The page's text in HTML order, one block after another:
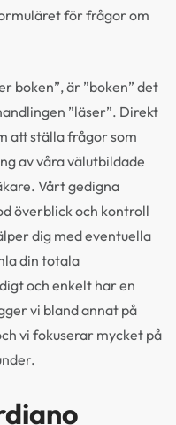
för frågor om
boken”, är ”boken” det
”läser”. Direkt
att ställa frågor som
av våra välutbildade
Vårt gedigna
överblick och kontroll
dig med eventuella
din totala
och enkelt har en
vi bland annat på
vi fokuserar mycket på